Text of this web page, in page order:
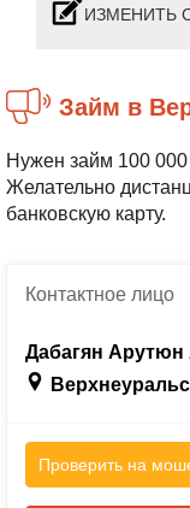
ИЗМЕНИТЬ
Займ в
Нужен займ 100 000
Желательно
банковскую карту.
Контактноелицо
Дабагян
Проверить на